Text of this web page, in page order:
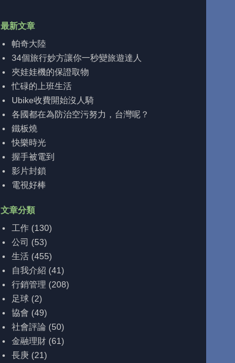
最新文章
帕奇大陸
34個旅行妙方讓你一秒變旅遊達人
夾娃娃機的保證取物
忙碌的上班生活
Ubike收費開始沒人騎
各國都在為防治空污努力，台灣呢？
鐵板燒
快樂時光
握手被電到
影片封鎖
電視好棒
文章分類
工作 (130)
公司 (53)
生活 (455)
自我介紹 (41)
行銷管理 (208)
足球 (2)
協會 (49)
社會評論 (50)
金融理財 (61)
長庚 (21)